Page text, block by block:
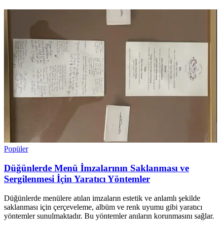
Popüler
Düğünlerde Menü İmzalarının Saklanması ve
Sergilenmesi İçin Yaratıcı Yöntemler
Düğünlerde menülere atılan imzaların estetik ve anlamlı şekilde
saklanması için çerçeveleme, albüm ve renk uyumu gibi yaratıcı
yöntemler sunulmaktadır. Bu yöntemler anıların korunmasını sağlar.